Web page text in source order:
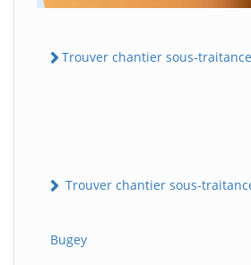
Trouver chantier sous-
Trouver chantier sous-
Bugey